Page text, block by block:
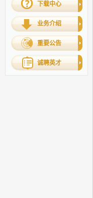
下载中心
业务介绍
重要公告
诚聘英才